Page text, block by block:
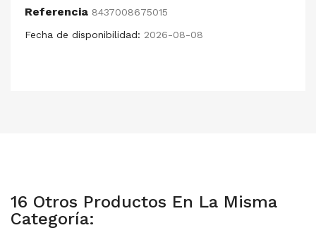
Referencia 8437008675015
Fecha de disponibilidad: 2026-08-08
16 Otros Productos En La Misma
Categoría: